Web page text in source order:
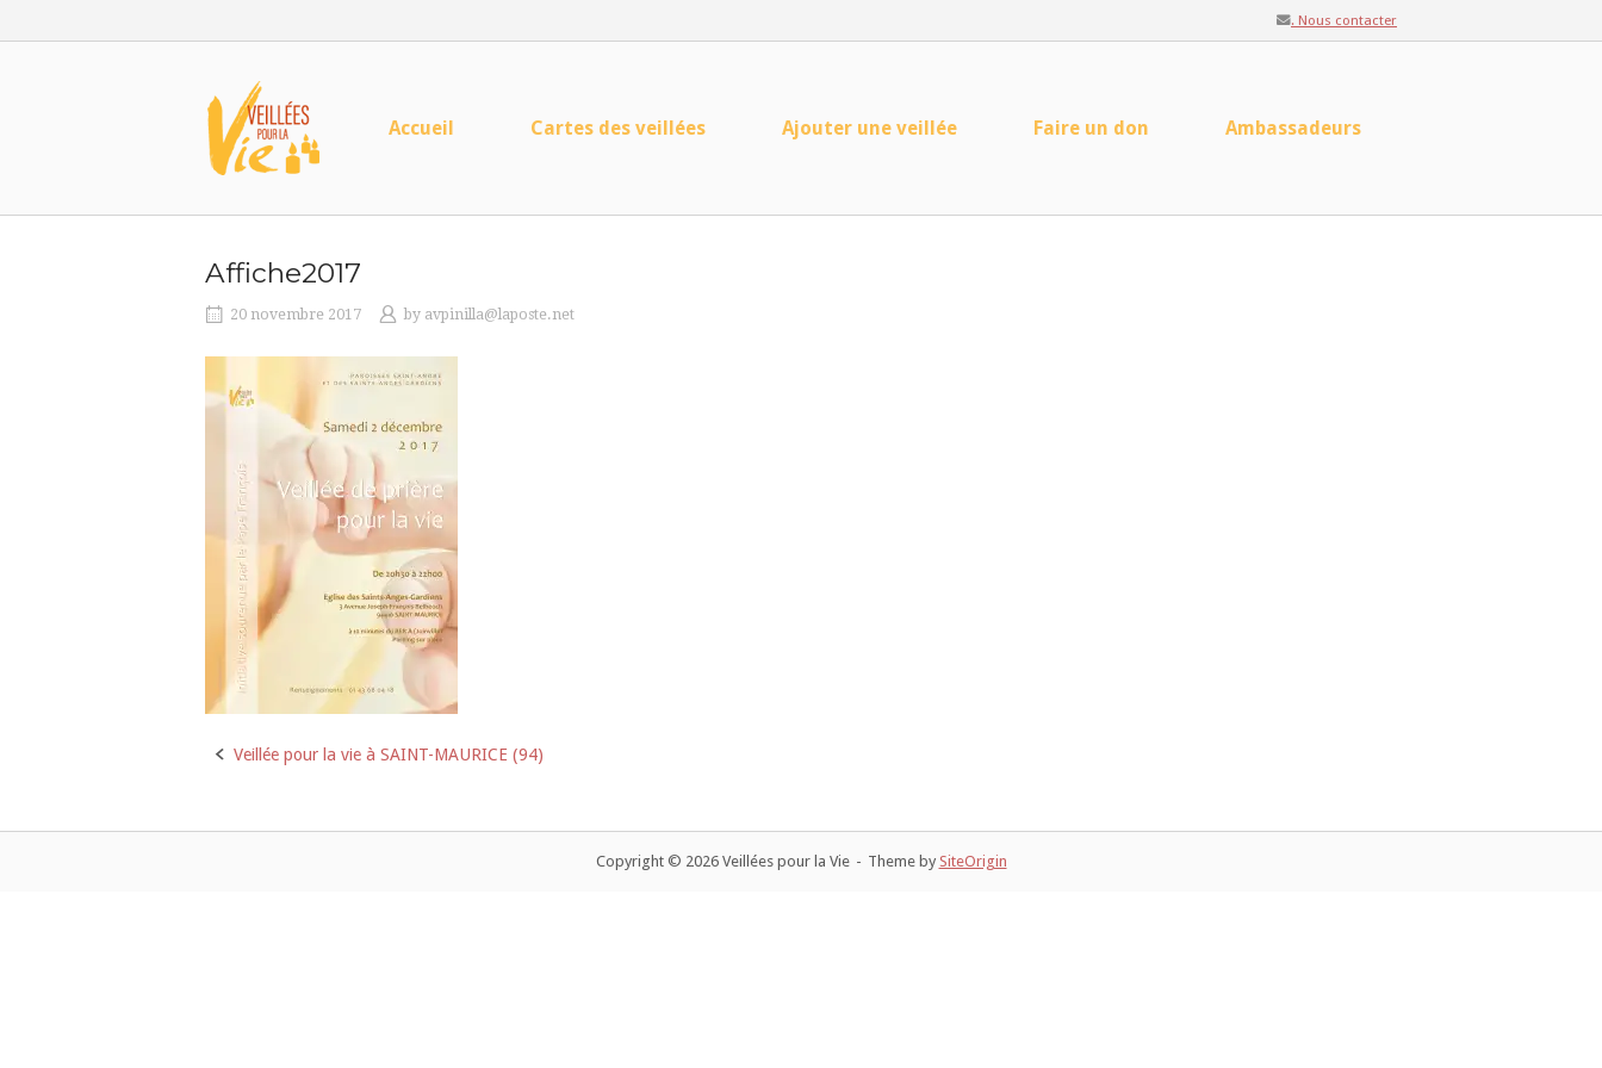
to
. Nous contacter
Accueil Cartes des veillées Ajouter une veillée Faire un don Ambassadeurs
Affiche2017
20 novembre 2017 by avpinilla@laposte.net
Post
Veillée pour la vie à SAINT-MAURICE (94)
Copyright © 2026 Veillées pour la Vie Theme by SiteOrigin